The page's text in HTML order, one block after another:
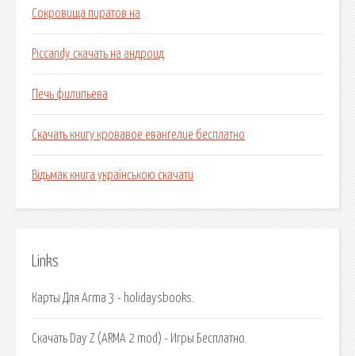
Сокровища пиратов на
Piccandy скачать на андроид
Печь филипьева
Скачать книгу кровавое евангелие бесплатно
Відьмак книга українською скачати
Links
Карты Для Arma 3 - holidaysbooks.
Скачать Day Z (ARMA 2 mod) - Игры Бесплатно.